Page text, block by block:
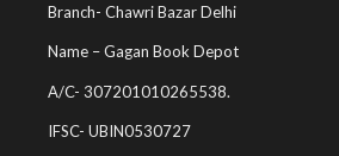
Branch- Chawri Bazar Delhi
Name – Gagan Book Depot
A/C- 307201010265538.
IFSC- UBIN0530727